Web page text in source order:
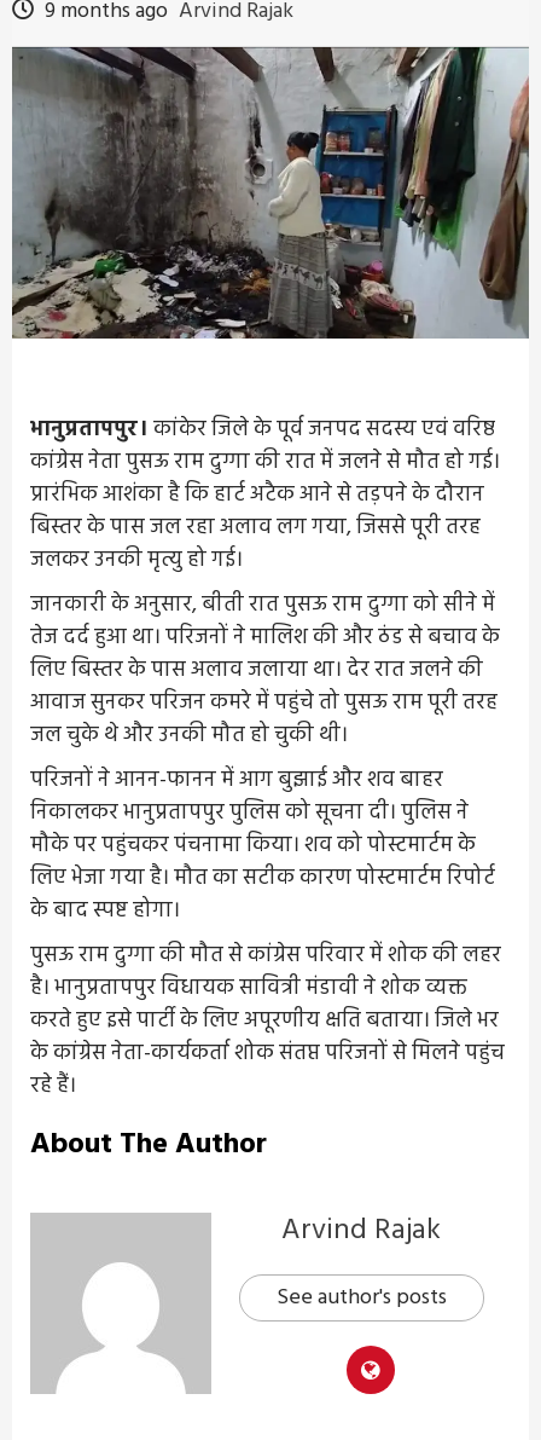
9 months ago Arvind Rajak
भानुप्रतापपुर। कांकेर जिले के पूर्व जनपद सदस्य एवं वरिष्ठ
कांग्रेस नेता पुसऊ राम दुग्गा की रात में जलने से मौत हो गई।
प्रारंभिक आशंका है कि हार्ट अटैक आने से तड़पने के दौरान
बिस्तर के पास जल रहा अलाव लग गया, जिससे पूरी तरह
जलकर उनकी मृत्यु हो गई।
जानकारी के अनुसार, बीती रात पुसऊ राम दुग्गा को सीने में
तेज दर्द हुआ था। परिजनों ने मालिश की और ठंड से बचाव के
लिए बिस्तर के पास अलाव जलाया था। देर रात जलने की
आवाज सुनकर परिजन कमरे में पहुंचे तो पुसऊ राम पूरी तरह
जल चुके थे और उनकी मौत हो चुकी थी।
परिजनों ने आनन-फानन में आग बुझाई और शव बाहर
निकालकर भानुप्रतापपुर पुलिस को सूचना दी। पुलिस ने
मौके पर पहुंचकर पंचनामा किया। शव को पोस्टमार्टम के
लिए भेजा गया है। मौत का सटीक कारण पोस्टमार्टम रिपोर्ट
के बाद स्पष्ट होगा।
पुसऊ राम दुग्गा की मौत से कांग्रेस परिवार में शोक की लहर
है। भानुप्रतापपुर विधायक सावित्री मंडावी ने शोक व्यक्त
करते हुए इसे पार्टी के लिए अपूरणीय क्षति बताया। जिले भर
के कांग्रेस नेता-कार्यकर्ता शोक संतप्त परिजनों से मिलने पहुंच
रहे हैं।
About The Author
Arvind Rajak
See author's posts